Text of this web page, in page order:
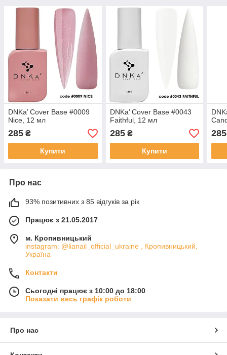
DNKa’ Cover Base #0009
Nice, 12 мл
285 ₴
Купити
DNKa’ Cover Base #0043
Faithful, 12 мл
285₴
Купити
285
Про нас
93% позитивних з 85 відгуків за рік
Працює з 21.05.2017
м. Кропивницький
instagram: @lianail_official_ukraine , Кропивницький,
Україна
Контакти
Сьогодні працює з 10:00 до 18:00
Показати весь графік роботи
Про нас